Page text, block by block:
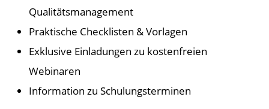
Qualitätsmanagement
Praktische Checklisten & Vorlagen
Exklusive Einladungen zu kostenfreien
Webinaren
Information zu Schulungsterminen